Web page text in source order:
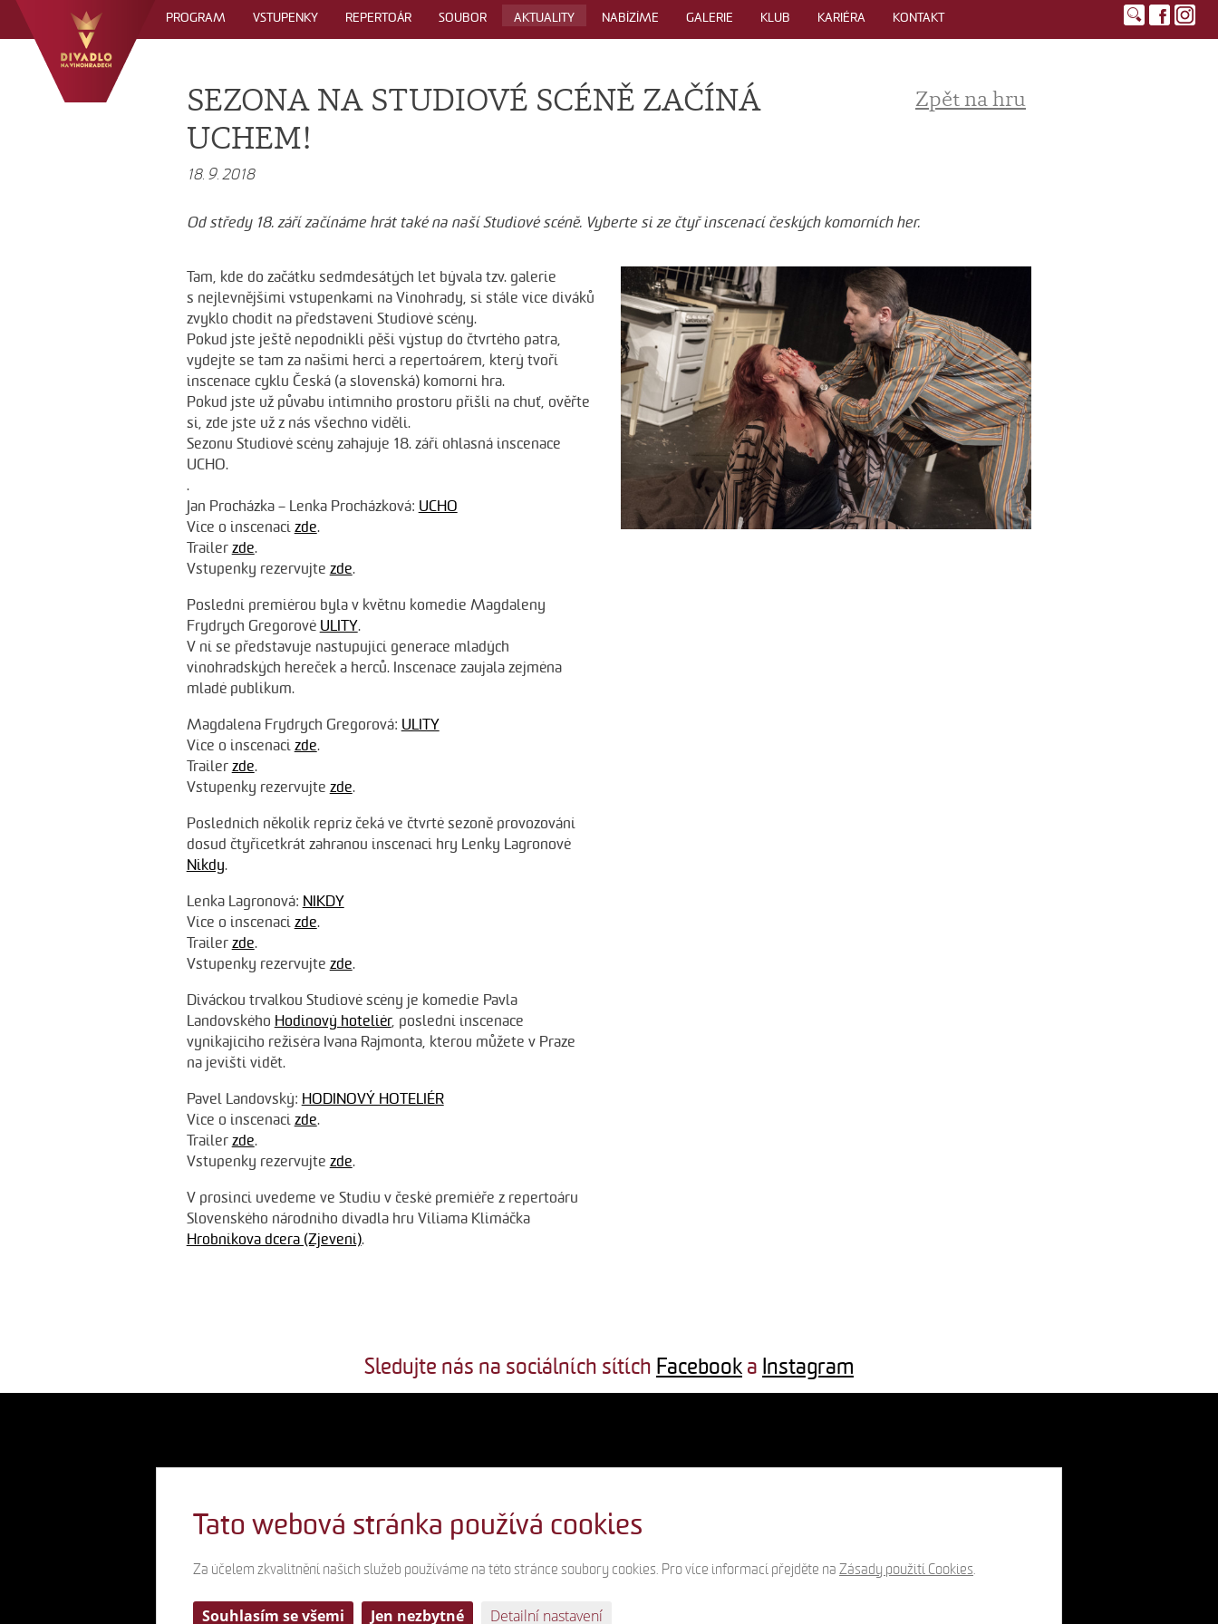
PROGRAM VSTUPENKY REPERTOÁR SOUBOR AKTUALITY NABÍZÍME GALERIE KLUB KARIÉRA KONTAKT
SEZONA NA STUDIOVÉ SCÉNĚ ZAČÍNÁ
UCHEM!
18. 9. 2018
Od středy 18. září začínáme hrát také na naší Studiové scéně. Vyberte si ze čtyř inscenací českých komorních her.
Zpět na hru
Tam, kde do začátku sedmdesátých let bývala tzv. galerie
s nejlevnějšími vstupenkami na Vinohrady, si stále více diváků
zvyklo chodit na představení Studiové scény.
Pokud jste ještě nepodnikli pěší výstup do čtvrtého patra,
vydejte se tam za našimi herci a repertoárem, který tvoří
inscenace cyklu Česká (a slovenská) komorní hra.
Pokud jste už půvabu intimního prostoru přišli na chuť, ověřte
si, zde jste už z nás všechno viděli.
Sezonu Studiové scény zahajuje 18. září ohlasná inscenace
UCHO.
.
Jan Procházka – Lenka Procházková: UCHO
Více o inscenacizde.
Trailerzde.
Vstupenky rezervujte zde.
Poslední premiérou byla v květnu komedie Magdaleny
Frydrych Gregorové ULITY.
V ní se představuje nastupující generace mladých
vinohradských hereček a herců. Inscenace zaujala zejména
mladé publikum.
Magdalena Frydrych Gregorová: ULITY
Více o inscenacizde.
Trailerzde.
Vstupenky rezervujte zde.
Posledních několik repríz čeká ve čtvrté sezoně provozování
dosud čtyřicetkrát zahranou inscenaci hry Lenky Lagronové
Nikdy.
Lenka Lagronová: NIKDY
Více o inscenacizde.
Trailerzde.
Vstupenky rezervujte zde.
Diváckou trvalkou Studiové scény je komedie Pavla
Landovského Hodinový hoteliér, poslední inscenace
vynikajícího režiséra Ivana Rajmonta, kterou můžete v Praze
na jevišti vidět.
Pavel Landovský: HODINOVÝ HOTELIÉR
Více o inscenacizde.
Trailerzde.
Vstupenky rezervujte zde.
V prosinci uvedeme ve Studiu v české premiéře z repertoáru
Slovenského národního divadla hru Viliama Klimáčka
Hrobníkova dcera (Zjevení).
Sledujte nás na sociálních sítích Facebook a Instagram
Tato webová stránka používá cookies
Za účelem zkvalitnění našich služeb používáme na této stránce soubory cookies. Pro více informací přejděte na Zásady použití Cookies.
Souhlasím se všemi Jen nezbytné Detailní nastavení